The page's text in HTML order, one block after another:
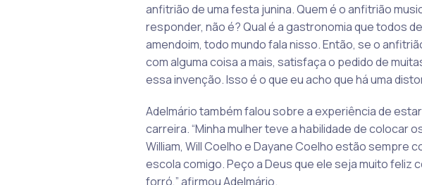
anfitrião de uma festa junina. Quem é o anfitrião
responder, não é? Qual é a gastronomia que todos
amendoim, todo mundo fala nisso. Então, se o
com alguma coisa a mais, satisfaça o pedido de
essa invenção. Isso é o que eu acho que há uma
Adelmário também falou sobre a experiência de
carreira. “Minha mulher teve a habilidade de
William, Will Coelho e Dayane Coelho estão sempre
escola comigo. Peço a Deus que ele seja muito feliz
forró,” afirmou Adelmário.